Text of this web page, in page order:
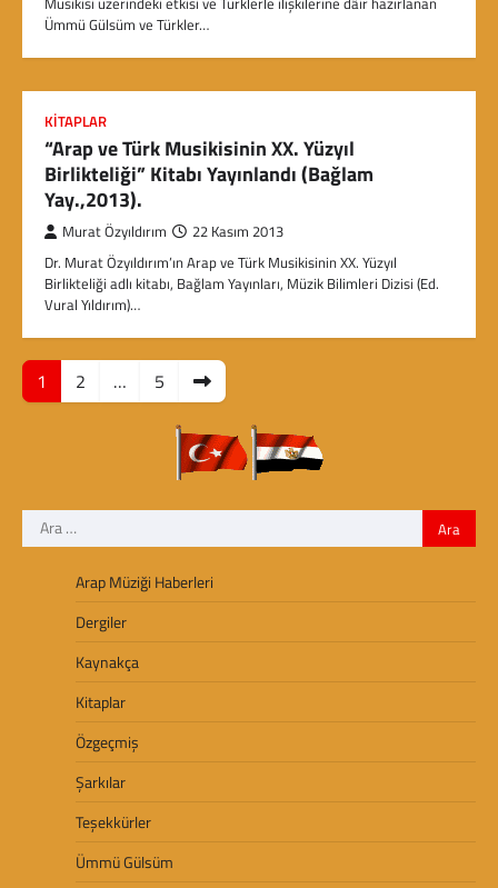
Ümmü Gülsüm ve Türkler…
KITAPLAR
“Arap ve Türk Musikisinin XX. Yüzyıl
Birlikteliği” Kitabı Yayınlandı (Bağlam
Yay.,2013).
Murat Özyıldırım 22 Kasım 2013
Dr. Murat Özyıldırım’ın Arap ve Türk Musikisinin XX. Yüzyıl
Birlikteliği adlı kitabı, Bağlam Yayınları, Müzik Bilimleri Dizisi (Ed.
Vural Yıldırım)…
Y
a
g
e
1 2 … 5
Arama:
Arap Müziği Haberleri
Dergiler
Kaynakça
Kitaplar
Özgeçmiş
Şarkılar
Teşekkürler
Ümmü Gülsüm